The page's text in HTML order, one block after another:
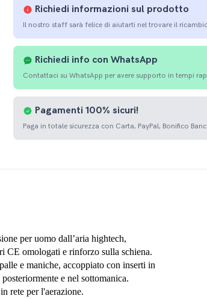
Richiedi informazioni sul prodotto
Il nostro staff sarà felice di aiutarti nel trovare il
Richiedi info con WhatsApp
Contattaci su WhatsApp per avere supporto in tempi
Pagamenti 100% sicuri!
Paga in totale sicurezza con Carta, PayPal, Bonifico
per uomo dall’aria hightech,
CE omologati e rinforzo sulla schiena.
e maniche, accoppiato con inserti in
e nel sottomanica.
rete per l'aerazione.